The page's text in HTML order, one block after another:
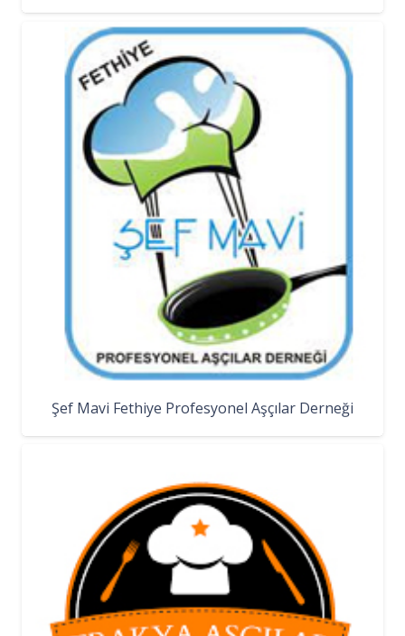
Şef Mavi Fethiye Profesyonel Aşçılar Derneği